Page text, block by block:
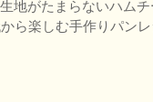
地がたまらないハム
ら楽しむ手作りパンレ